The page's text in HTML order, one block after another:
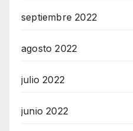
septiembre 2022
agosto 2022
julio 2022
junio 2022